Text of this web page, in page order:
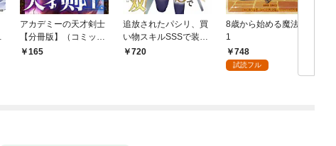
アカデミーの天才剣士
【分冊版】（コミッ
ク） １話【フルカラ
165
追放されたパシリ、買
い物スキルSSSで装備
無双 ～買ったモノを
720
8歳から始める魔法学
1
748
試読フル